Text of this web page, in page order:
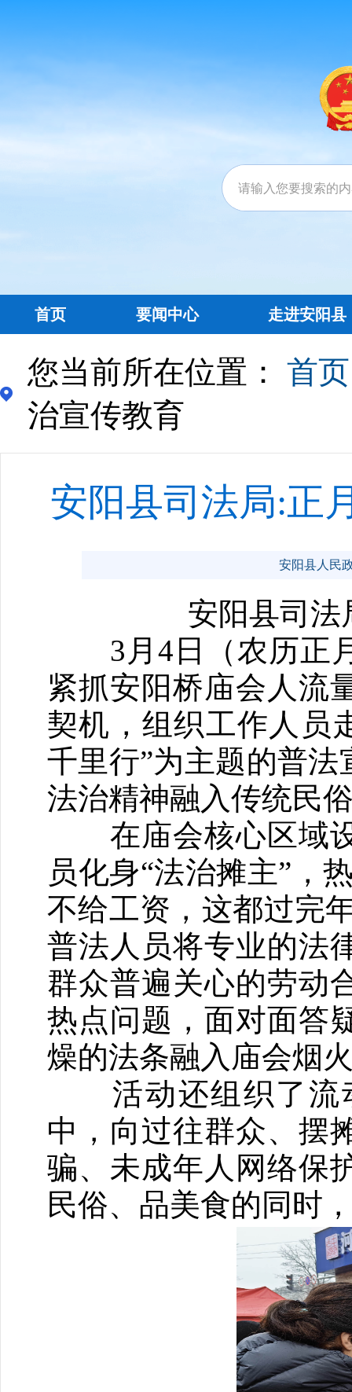
首页 要闻中心 走进安阳县
您当前所在位置： 首页
治宣传教育
安阳县司法局:正
安阳县人民
安阳县司法局
3月4日（农历正月
紧抓安阳桥庙会人流
契机，组织工作人员
千里行”为主题的普
法治精神融入传统民
在庙会核心区域设
员化身“法治摊主”，
不给工资，这都过完
普法人员将专业的法
群众普遍关心的劳动
热点问题，面对面答
燥的法条融入庙会烟
活动还组织了流
中，向过往群众、摆
骗、未成年人网络保
民俗、品美食的同时